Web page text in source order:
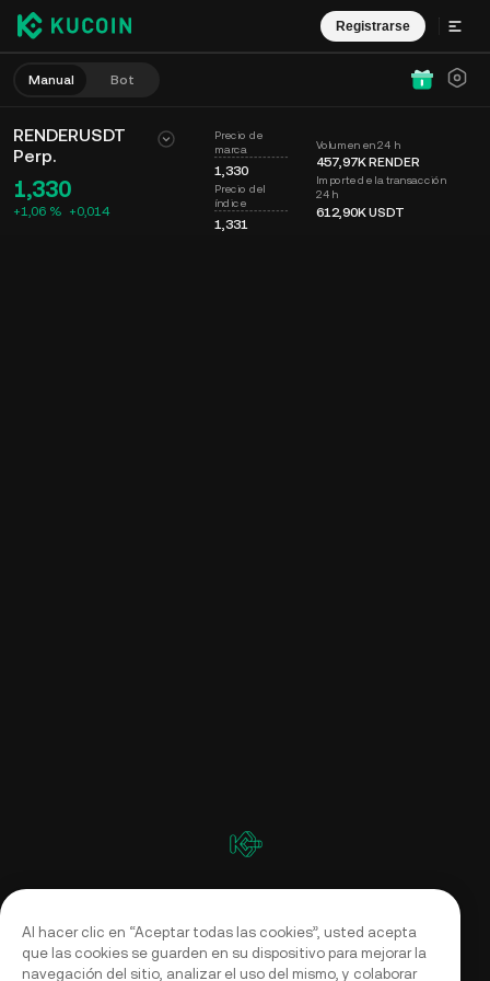
Registrarse
Manual Bot
RENDERUSDT
Perp.
1,330
+1,06 % +0,014
Precio de
marca
1,330
Precio del
índice
1,331
Volumen en 24 h
457,97KRENDER
Importe de la transacción
24 h
612,90KUSDT
Al hacer clic en “Aceptar todas las cookies”, usted acepta
que las cookies se guarden en su dispositivo para mejorar la
navegación del sitio, analizar el uso del mismo, y colaborar